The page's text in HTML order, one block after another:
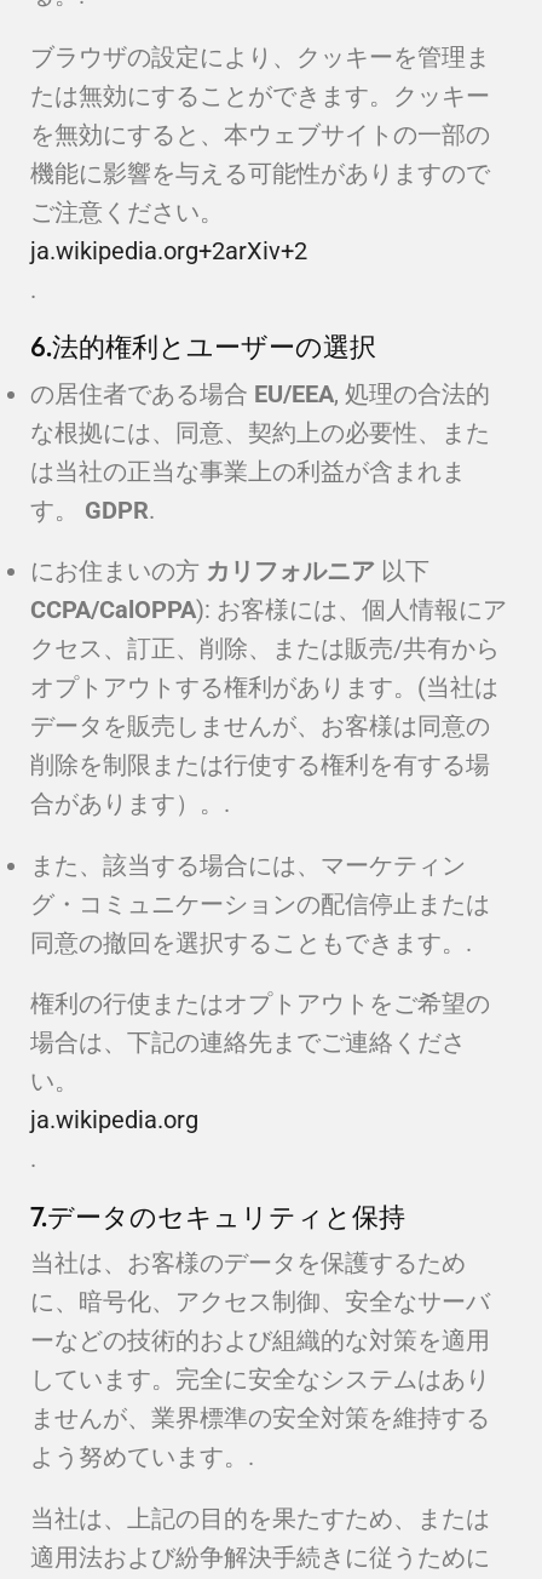
ブラウザの設定により、クッキーを管理ま
たは無効にすることができます。クッキー
を無効にすると、本ウェブサイトの一部の
機能に影響を与える可能性がありますので
ご注意ください。
ja.wikipedia.org+2arXiv+2
.
6.法的権利とユーザーの選択
の居住者である場合 EU/EEA, 処理の合法的
な根拠には、同意、契約上の必要性、また
は当社の正当な事業上の利益が含まれま
す。 GDPR.
にお住まいの方 カリフォルニア 以下
CCPA/CalOPPA): お客様には、個人情報にア
クセス、訂正、削除、または販売/共有から
オプトアウトする権利があります。(当社は
データを販売しませんが、お客様は同意の
削除を制限または行使する権利を有する場
合があります）。.
また、該当する場合には、マーケティン
グ・コミュニケーションの配信停止または
同意の撤回を選択することもできます。.
権利の行使またはオプトアウトをご希望の
場合は、下記の連絡先までご連絡くださ
い。
ja.wikipedia.org
.
7.データのセキュリティと保持
当社は、お客様のデータを保護するため
に、暗号化、アクセス制御、安全なサーバ
ーなどの技術的および組織的な対策を適用
しています。完全に安全なシステムはあり
ませんが、業界標準の安全対策を維持する
よう努めています。.
当社は、上記の目的を果たすため、または
適用法および紛争解決手続きに従うために